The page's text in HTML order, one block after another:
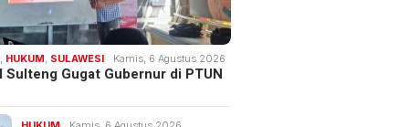
, HUKUM, SULAWESI Kamis, 6 Agustus 2026
Sulteng Gugat Gubernur di PTUN